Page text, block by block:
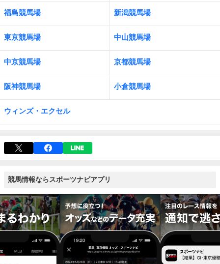
福島競馬場 新潟競馬場
東京競馬場 中山競馬場
中京競馬場 京都競馬場
阪神競馬場 小倉競馬場
ウィンズ・エクセル
競馬情報ならスポーツナビアプリ